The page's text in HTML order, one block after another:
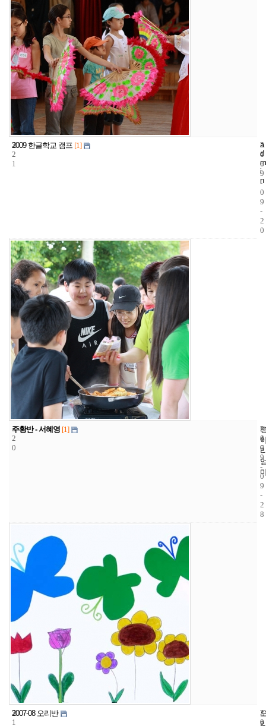
3
2
1
2009 한글학교 캠프 [1]
a
d
m
i
n
2
4
6
2
0
0
9
-
0
9
-
2
0
3
2
0
주황반 - 서혜영 [1]
2
4
6
2
0
0
9
-
0
9
-
2
8
3
1
2007-08 오리반
2
0
2
0